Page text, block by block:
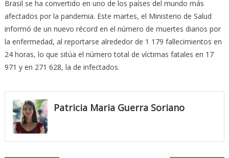
Brasil se ha convertido en uno de los países del mundo más
afectados por la pandemia. Este martes, el Ministerio de Salud
informó de un nuevo récord en el número de muertes diarios por
la enfermedad, al reportarse alrededor de 1 179 fallecimientos en
24 horas, lo que sitúa el número total de víctimas fatales en 17
971 y en 271 628, la de infectados.
Patricia Maria Guerra Soriano